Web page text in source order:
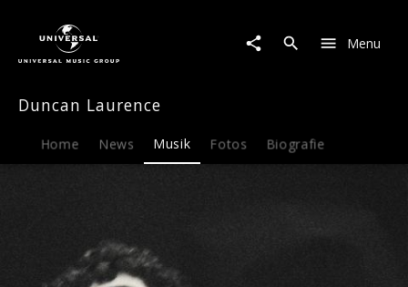
Laurence
Musik
Take
Breath
Away
Menu
Duncan Laurence
Home News Musik Fotos Biografie